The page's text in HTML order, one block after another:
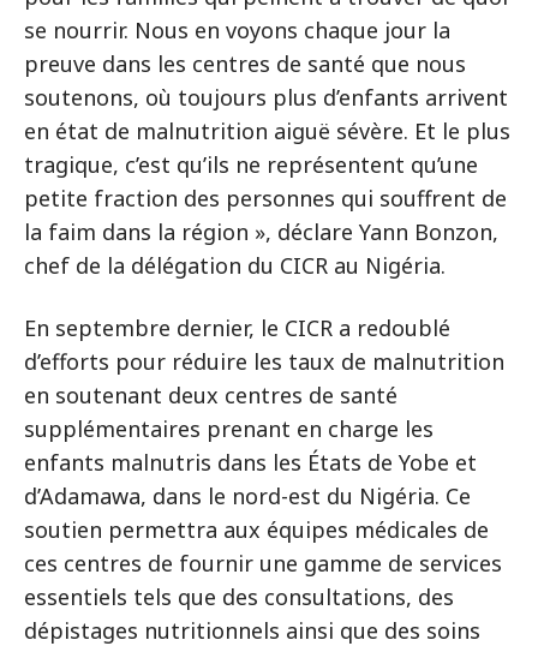
se nourrir. Nous en voyons chaque jour la
preuve dans les centres de santé que nous
soutenons, où toujours plus d’enfants arrivent
en état de malnutrition aiguë sévère. Et le plus
tragique, c’est qu’ils ne représentent qu’une
petite fraction des personnes qui souffrent de
la faim dans la région », déclare Yann Bonzon,
chef de la délégation du CICR au Nigéria.
En septembre dernier, le CICR a redoublé
d’efforts pour réduire les taux de malnutrition
en soutenant deux centres de santé
supplémentaires prenant en charge les
enfants malnutris dans les États de Yobe et
d’Adamawa, dans le nord-est du Nigéria. Ce
soutien permettra aux équipes médicales de
ces centres de fournir une gamme de services
essentiels tels que des consultations, des
dépistages nutritionnels ainsi que des soins